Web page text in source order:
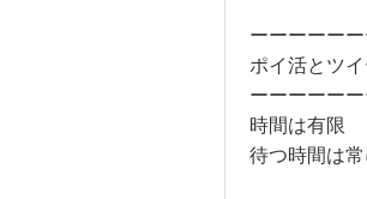
ーーーーー
ポイ活とツ
ーーーーー
時間は有限
待つ時間は